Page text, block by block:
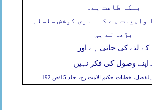
بلکہ طاعت ہے۔
واہیات ہے کہ ساری کوشش سلسلہ
بڑھانے ہی
کے لئے کی جاتی ہے اور
اپنے وصول کی فکر نہیں ۔
خطبات حکیم الامت رح، جلد 15/ص 192